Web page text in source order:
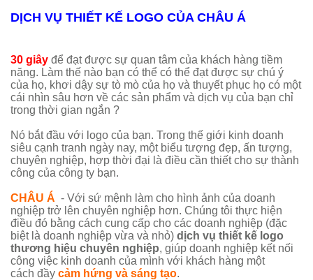
DỊCH VỤ THIẾT KẾ LOGO CỦA CHÂU Á
30 giây để đạt được sự quan tâm của khách hàng tiềm
năng. Làm thế nào bạn có thể có thể đạt được sự chú ý
của họ, khơi dậy sự tò mò của họ và thuyết phục họ có một
cái nhìn sâu hơn về các sản phẩm và dịch vụ của bạn chỉ
trong thời gian ngắn ?
Nó bắt đầu với logo của bạn. Trong thế giới kinh doanh
siêu cạnh tranh ngày nay, một biểu tượng đẹp, ấn tượng,
chuyên nghiệp, hợp thời đại là điều cần thiết cho sự thành
công của công ty bạn.
CHÂU Á - Với sứ mệnh làm cho hình ảnh của doanh
nghiệp trở lên chuyên nghiệp hơn. Chúng tôi thực hiện
điều đó bằng cách cung cấp cho các doanh nghiệp (đặc
biệt là doanh nghiệp vừa và nhỏ) dịch vụ thiết kế logo
thương hiệu chuyên nghiệp, giúp doanh nghiệp kết nối
công việc kinh doanh của mình với khách hàng một
cách đầy cảm hứng và sáng tạo.